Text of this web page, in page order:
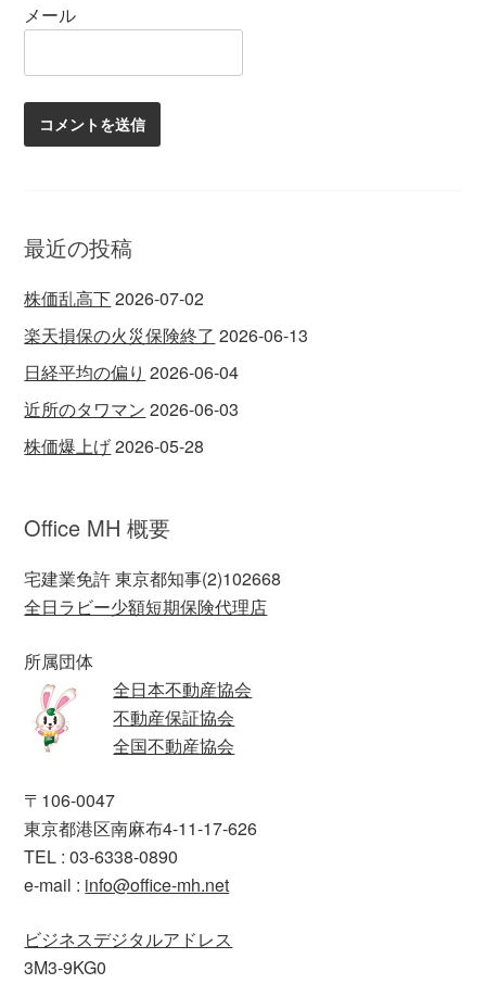
メール
最近の投稿
株価乱高下2026-07-02
楽天損保の火災保険終了 2026-06-13
日経平均の偏り 2026-06-04
近所のタワマン 2026-06-03
株価爆上げ2026-05-28
Office MH 概要
宅建業免許 東京都知事(2)102668
全日ラビー少額短期保険代理店
所属団体
全日本不動産協会
不動産保証協会
全国不動産協会
〒106-0047
東京都港区南麻布4-11-17-626
TEL : 03-6338-0890
e-mail : info@office-mh.net
ビジネスデジタルアドレス
3M3-9KG0